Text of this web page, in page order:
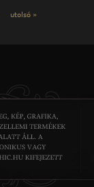
utolsó »